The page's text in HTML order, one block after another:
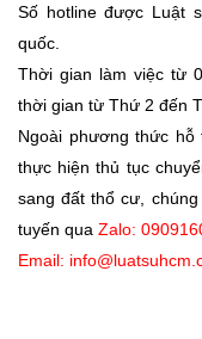
Số hotline được Luật
quốc.
Thời gian làm việc từ
thời gian từ Thứ 2 đến
Ngoài phương thức
thực hiện thủ tục
sang đất thổ cư,
tuyến quaZalo:
Email: